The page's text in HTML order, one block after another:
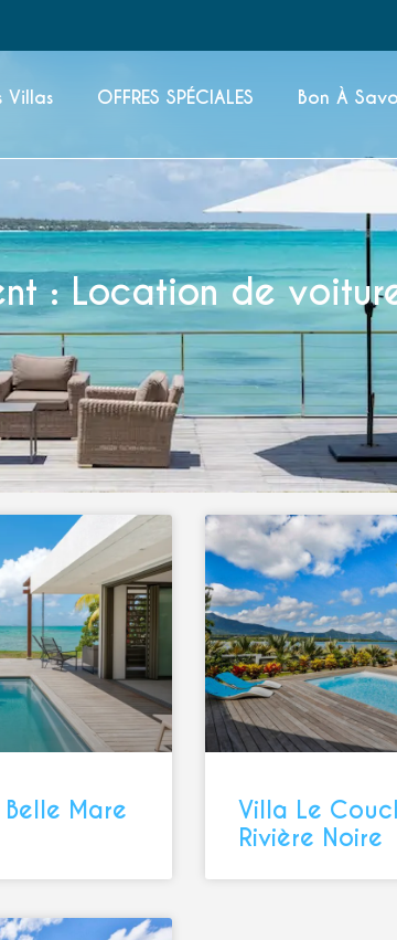
Villas OFFRES SPÉCIALES Bon À
: Location de
Belle Mare
Villa Le
Rivière Noire